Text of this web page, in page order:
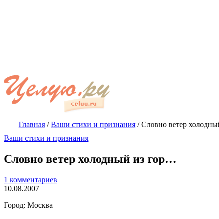
Главная /Ваши стихи и признания /Словно ветер
Ваши стихи и признания
Словно ветер холодный из гор…
1 комментариев
10.08.2007
Город: Москва